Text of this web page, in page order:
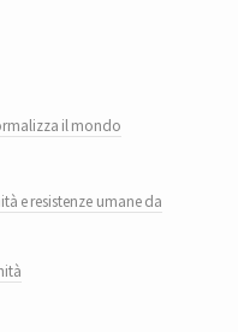
il mondo
e resistenze umane da